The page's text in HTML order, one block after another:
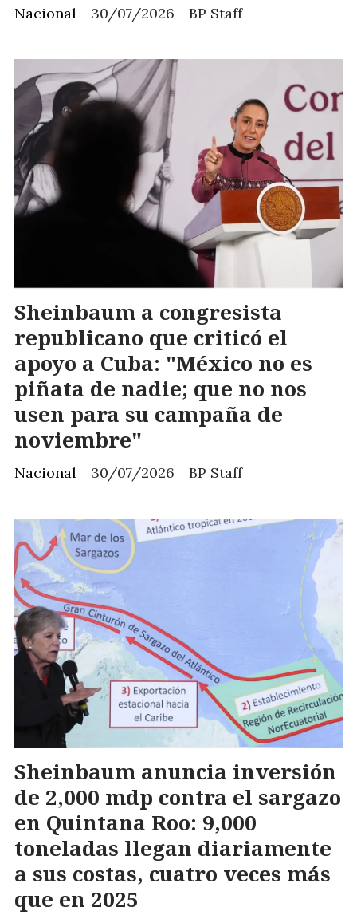
BP Staff
Nacional 30/07/2026
Sheinbaum a congresista
republicano que criticó el
apoyo a Cuba: "México no es
piñata de nadie; que no nos
usen para su campaña de
noviembre"
BP Staff
Nacional 30/07/2026
Sheinbaum anuncia inversión
de 2,000 mdp contra el sargazo
en Quintana Roo: 9,000
toneladas llegan diariamente
a sus costas, cuatro veces más
que en 2025